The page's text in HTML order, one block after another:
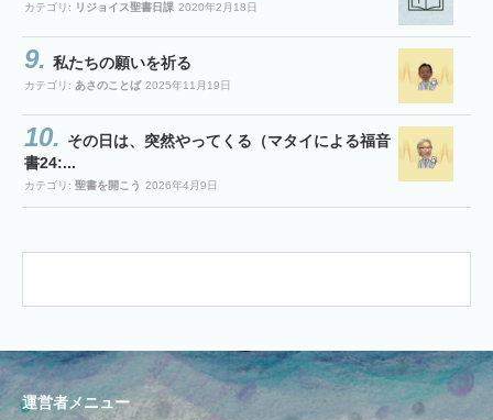
カテゴリ: リジョイス聖書日課 2020年2月18日
私たちの願いを祈る
カテゴリ: あさのことば 2025年11月19日
その日は、突然やってくる（マタイによる福音
書24:...
カテゴリ: 聖書を開こう 2026年4月9日
運営者メニュー